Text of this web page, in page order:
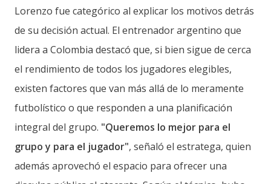
Lorenzo fue categórico al explicar los motivos detrás
de su decisión actual. El entrenador argentino que
lidera a Colombia destacó que, si bien sigue de cerca
el rendimiento de todos los jugadores elegibles,
existen factores que van más allá de lo meramente
futbolístico o que responden a una planificación
integral del grupo. "Queremos lo mejor para el
grupo y para el jugador", señaló el estratega, quien
además aprovechó el espacio para ofrecer una